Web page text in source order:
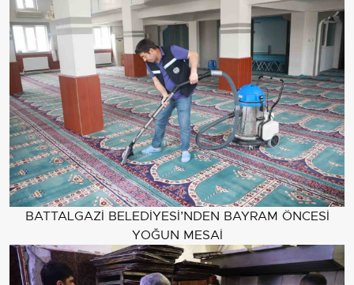
BATTALGAZİ BELEDİYESİ’NDEN BAYRAM ÖNCESİ
YOĞUN MESAİ